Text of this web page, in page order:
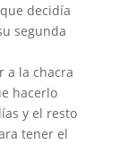
decidía
segunda
a la chacra
hacerlo
y el resto
tener el